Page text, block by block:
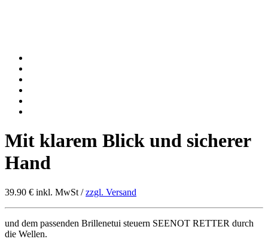
Mit klarem Blick und sicherer
Hand
39.90 € inkl. MwSt /zzgl. Versand
und dem passenden Brillenetui steuern SEENOT RETTER durch
die Wellen.